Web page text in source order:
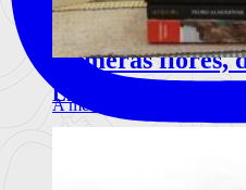
Livros | Sugestões
Comerás flores,
A mecânica da manipulação